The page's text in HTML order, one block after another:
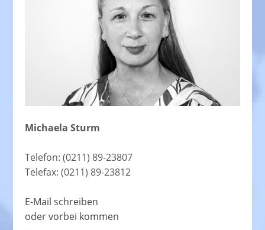
Michaela Sturm
Telefon: (0211) 89-23807
Telefax: (0211) 89-23812
E-Mail schreiben
oder vorbei kommen